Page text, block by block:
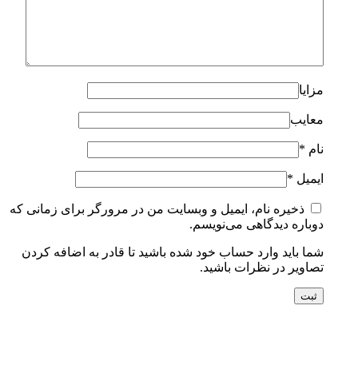
مزایا
معایب
نام *
ایمیل *
ذخیره نام، ایمیل و وبسایت من در مرورگر برای زمانی که
دوباره دیدگاهی می‌نویسم.
شما باید وارد حساب خود شده باشید تا قادر به اضافه کردن
تصاویر در نظرات باشید.